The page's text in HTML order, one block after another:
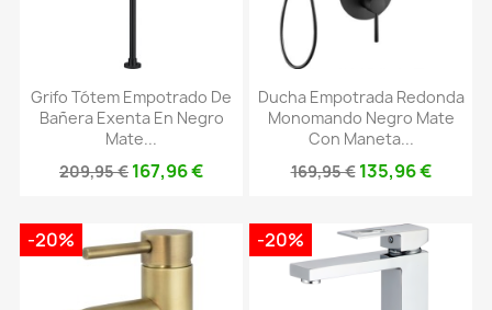
Grifo Tótem Empotrado De
Bañera Exenta En Negro
Mate...
209,95 € 167,96 €
Ducha Empotrada Redonda
Monomando Negro Mate
Con Maneta...
169,95 € 135,96 €
-20% -20%